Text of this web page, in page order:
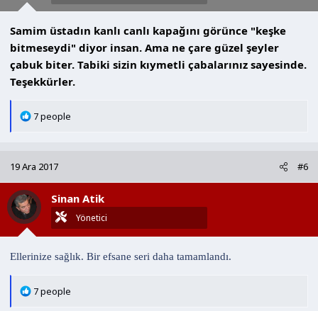
Samim üstadın kanlı canlı kapağını görünce "keşke
bitmeseydi" diyor insan. Ama ne çare güzel şeyler
çabuk biter. Tabiki sizin kıymetli çabalarınız sayesinde.
Teşekkürler.
T
i
l
e
r
7 people
19 Ara 2017 #6
Sinan Atik
Yönetici
Ellerinize sağlık. Bir efsane seri daha tamamlandı.
T
7 people